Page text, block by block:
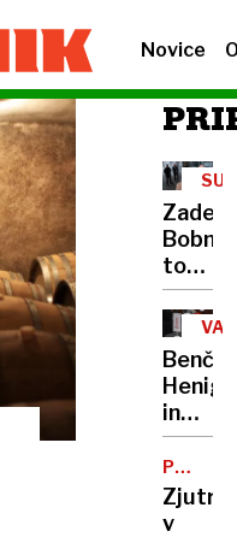
Novice
sodno
proti
Golobu
in
nista
POTEKA
Zjutraj
v